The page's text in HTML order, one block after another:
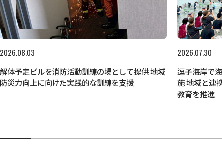
2026.08.03
解体予定ビルを消防活動訓練の場として提供 地域
防災力向上に向けた実践的な訓練を支援
2026.07.30
逗子海岸で
施 地域と連
教育を推進